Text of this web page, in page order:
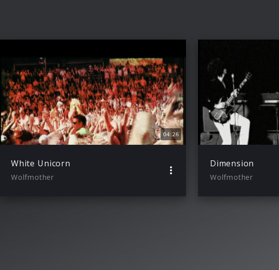
04:26
White Unicorn
Wolfmother
Dimension
Wolfmother